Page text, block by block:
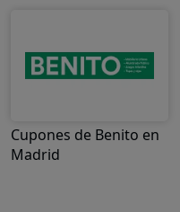
Cupones de Benito en
Madrid